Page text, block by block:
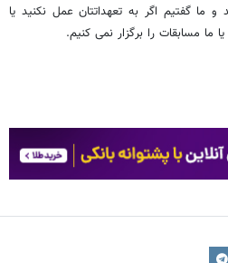
ما گفتیم اگر به تعهداتتان عمل نکنید یا
ما مسابقات را برگزار نمی کنیم.